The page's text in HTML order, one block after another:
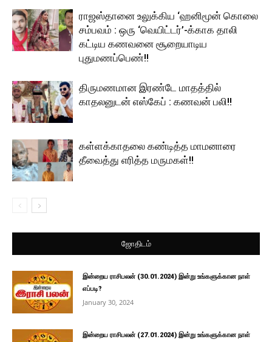
ராஜஸ்தானை உலுக்கிய ‘ஹனிமூன் கொலை
சம்பவம் : ஒரு ‘வெயிட்டர்’-க்காக தாலி
கட்டிய கணவனை சூறையாடிய
புதுமணப்பெண்!!
திருமணமான இரண்டே மாதத்தில்
காதலனுடன் எஸ்கேப் : கணவன் பலி!!
கள்ளக்காதலை கண்டித்த மாமனாரை
தீவைத்து எரித்த மருமகள்!!
ஜோதிடம்
இன்றைய ராசிபலன் (30.01.2024) இன்று உங்களுக்கான நாள்
எப்படி?
January 30, 2024
இன்றைய ராசிபலன் (27.01.2024) இன்று உங்களுக்கான நாள்